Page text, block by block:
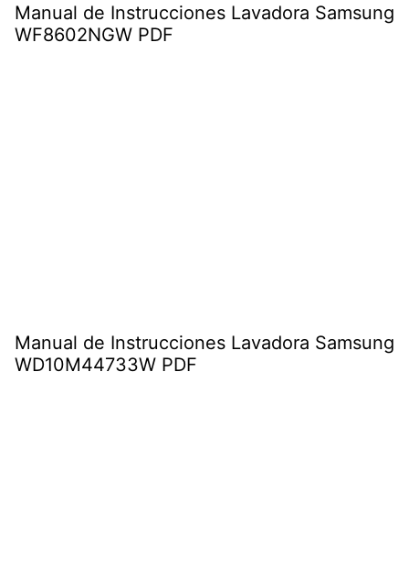
Manual de Instrucciones Lavadora Samsung
WF8602NGW PDF
Manual de Instrucciones Lavadora Samsung
WD10M44733W PDF